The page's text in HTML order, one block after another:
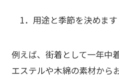
1． 用途と季節を決めます
例えば、街着として一年中
エステルや木綿の素材から